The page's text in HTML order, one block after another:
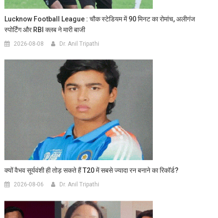
Lucknow Football League : चौक स्टेडियम में 90 मिनट का रोमांच, अलीगंज
स्पोर्टिंग और RBI क्लब ने मारी बाजी
2026-08-08 Dr. Anil Tripathi
क्यों वैभव सूर्यवंशी ही तोड़ सकते हैं T20 में सबसे ज्यादा रन बनाने का रिकॉर्ड?
2026-08-06 Dr. Anil Tripathi